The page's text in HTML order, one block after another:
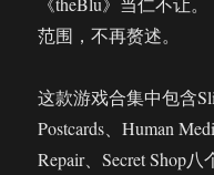
范围，不再赘述。
这款游戏合集中包含
Postcards、Human
Repair、Secret Shop